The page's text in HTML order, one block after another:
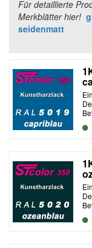
Für detaillierte
Merkblätter hier!
seidenmatt